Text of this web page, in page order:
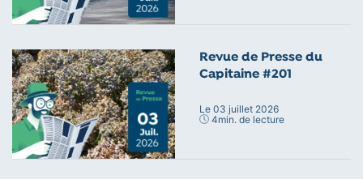
Revue de Presse du
Capitaine #201
Le 03 juillet 2026
4min. de lecture